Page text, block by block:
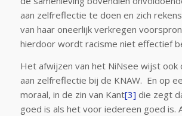
aan zelfreflectie te doen en zich
van haar oneerlijk verkregen
hierdoor wordt racisme niet effectief
Het afwijzen van het NiNsee wijst ook
aan zelfreflectie bij de KNAW. En op
moraal, in de zin van Kant[3] die zegt
goed is als het voor iedereen goed is.